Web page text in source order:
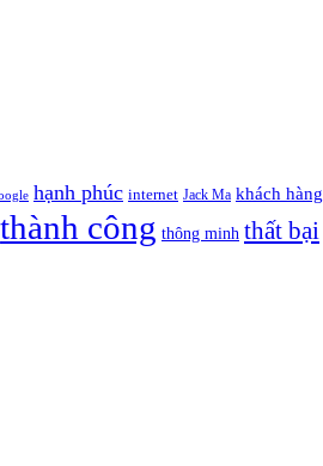
hạnh phúc internet Jack Ma khách hàng
thành công thông minh thất bại